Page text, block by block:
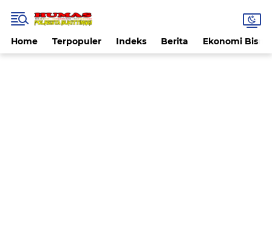
Home Terpopuler Indeks Berita Ekonomi Bisnis